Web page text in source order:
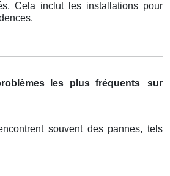
Cela inclut les installations pour
les plus fréquents
sur
souvent des pannes, tels